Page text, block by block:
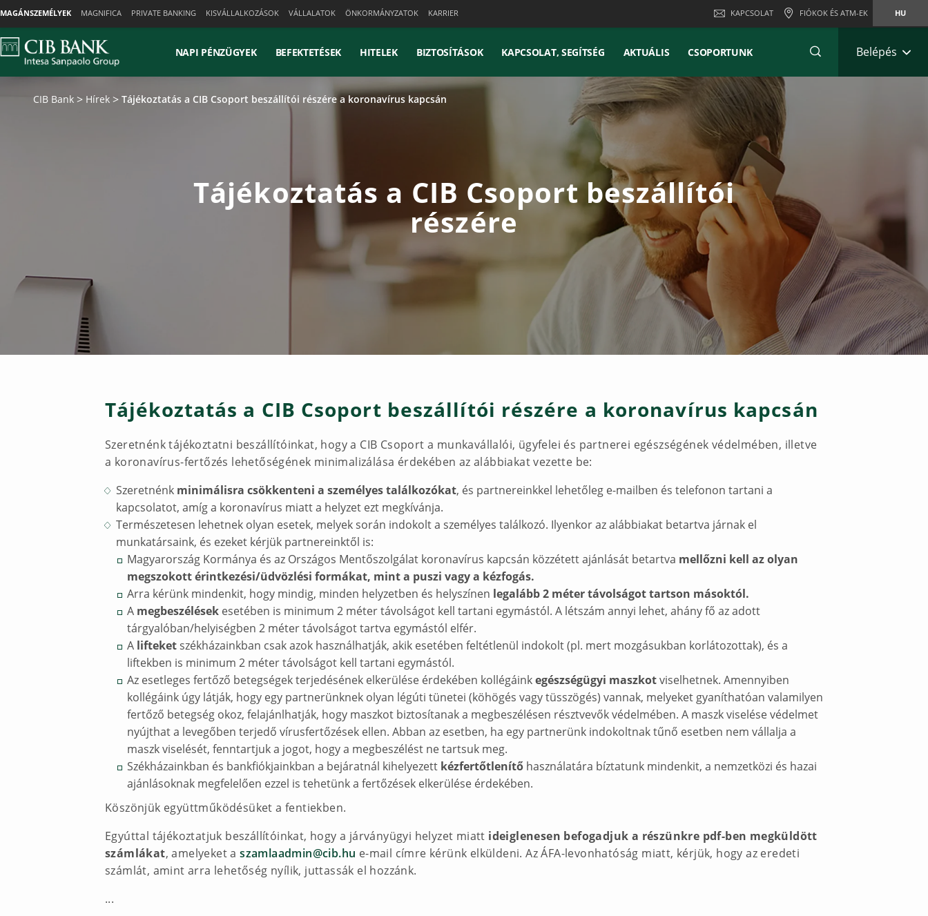
Skiplinks
MAGÁNSZEMÉLYEK MAGNIFICA PRIVATE BANKING KISVÁLLALKOZÁSOK VÁLLALATOK ÖNKORMÁNYZATOK KARRIER KAPCSOLAT FIÓKOK ÉS ATM-EK HU
NAPI PÉNZÜGYEK BEFEKTETÉSEK HITELEK BIZTOSÍTÁSOK KAPCSOLAT, SEGÍTSÉG AKTUÁLIS CSOPORTUNK Belépés
CIB Bank Hírek Tájékoztatás a CIB Csoport beszállítói részére a koronavírus kapcsán
Tájékoztatás a CIB Csoport beszállítói
részére
Tájékoztatás a CIB Csoport beszállítói részére a koronavírus kapcsán
Szeretnénk tájékoztatni beszállítóinkat, hogy a CIB Csoport a munkavállalói, ügyfelei és partnerei egészségének védelmében, illetve
a koronavírus-fertőzés lehetőségének minimalizálása érdekében az alábbiakat vezette be:
Szeretnénk minimálisra csökkenteni a személyes találkozókat, és partnereinkkel lehetőleg e-mailben és telefonon tartani a
kapcsolatot, amíg a koronavírus miatt a helyzet ezt megkívánja.
Természetesen lehetnek olyan esetek, melyek során indokolt a személyes találkozó. Ilyenkor az alábbiakat betartva járnak el
munkatársaink, és ezeket kérjük partnereinktől is:
Magyarország Kormánya és az Országos Mentőszolgálat koronavírus kapcsán közzétett ajánlását betartva mellőzni kell az olyan
megszokott érintkezési/üdvözlési formákat, mint a puszi vagy a kézfogás.
Arra kérünk mindenkit, hogy mindig, minden helyzetben és helyszínen legalább 2 méter távolságot tartson másoktól.
A megbeszélések esetében is minimum 2 méter távolságot kell tartani egymástól. A létszám annyi lehet, ahány fő az adott
tárgyalóban/helyiségben 2 méter távolságot tartva egymástól elfér.
A lifteketszékházainkban csak azok használhatják, akik esetében feltétlenül indokolt (pl. mert mozgásukban korlátozottak), és a
liftekben is minimum 2 méter távolságot kell tartani egymástól.
Az esetleges fertőző betegségek terjedésének elkerülése érdekében kollégáinkegészségügyi maszkotviselhetnek. Amennyiben
kollégáink úgy látják, hogy egy partnerünknek olyan légúti tünetei (köhögés vagy tüsszögés) vannak, melyeket gyaníthatóan valamilyen
fertőző betegség okoz, felajánlhatják, hogy maszkot biztosítanak a megbeszélésen résztvevők védelmében. A maszk viselése védelmet
nyújthat a levegőben terjedő vírusfertőzések ellen. Abban az esetben, ha egy partnerünk indokoltnak tűnő esetben nem vállalja a
maszk viselését, fenntartjuk a jogot, hogy a megbeszélést ne tartsuk meg.
Székházainkban és bankfiókjainkban a bejáratnál kihelyezett kézfertőtlenítő használatára bíztatunk mindenkit, a nemzetközi és hazai
ajánlásoknak megfelelően ezzel is tehetünk a fertőzések elkerülése érdekében.
Köszönjük együttműködésüket a fentiekben.
Egyúttal tájékoztatjuk beszállítóinkat, hogy a járványügyi helyzet miatt ideiglenesen befogadjuk a részünkre pdf-ben megküldött
számlákat, amelyeket aszamlaadmin@cib.hu e-mail címre kérünk elküldeni. Az ÁFA-levonhatóság miatt, kérjük, hogy az eredeti
számlát, amint arra lehetőség nyílik, juttassák el hozzánk.
...